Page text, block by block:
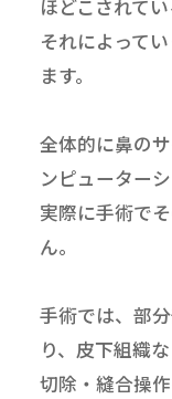
ほどこされてい
それによって
ます。
全体的に鼻の
ンピューター
実際に手術で
ん。
手術では、部
り、皮下組織
切除・縫合操